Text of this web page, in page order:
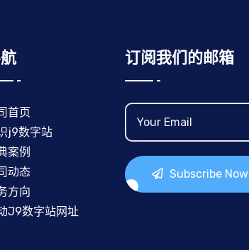
首页
j9数字站
案例
动态
方向
J9数字站网址
订阅我们的邮箱
Subscribe Now